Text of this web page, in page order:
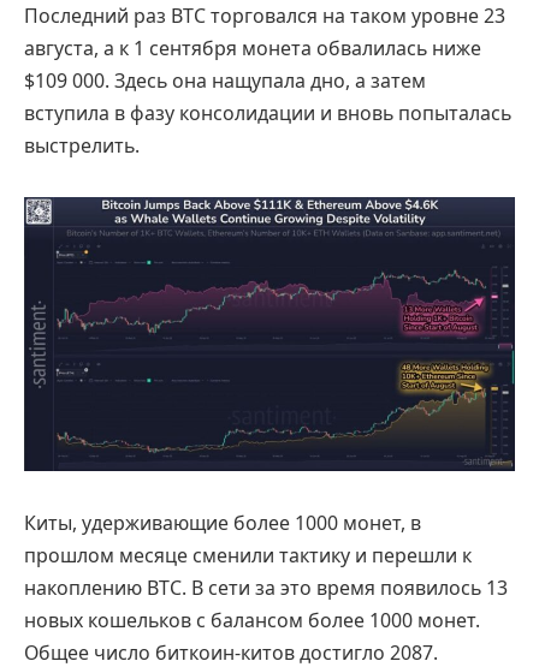
Последний раз BTC торговался на таком уровне 23
августа, а к 1 сентября монета обвалилась ниже
$109 000. Здесь она нащупала дно, а затем
вступила в фазу консолидации и вновь попыталась
выстрелить.
Киты, удерживающие более 1000 монет, в
прошлом месяце сменили тактику и перешли к
накоплению BTC. В сети за это время появилось 13
новых кошельков с балансом более 1000 монет.
Общее число биткоин-китов достигло 2087.